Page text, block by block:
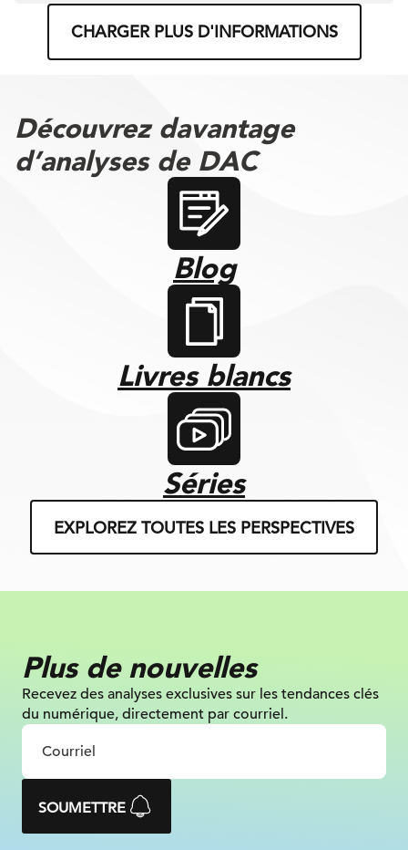
CHARGER PLUS D'INFORMATIONS
Découvrez davantage
d’analyses de DAC
Blog
Livres blancs
Séries
EXPLOREZ TOUTES LES PERSPECTIVES
Plus de nouvelles
Recevez des analyses exclusives sur les tendances clés
du numérique, directement par courriel.
SOUMETTRE